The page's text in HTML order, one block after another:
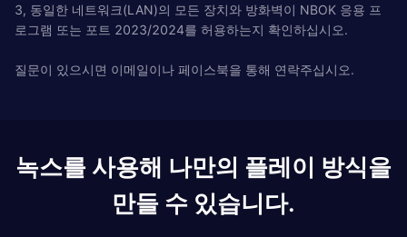
3, 동일한 네트워크(LAN)의 모든 장치와 방화벽이 NBOK 응용 프
로그램 또는 포트 2023/2024를 허용하는지 확인하십시오.
질문이 있으시면 이메일이나 페이스북을 통해 연락주십시오.
녹스를 사용해 나만의 플레이 방식을
만들 수 있습니다.